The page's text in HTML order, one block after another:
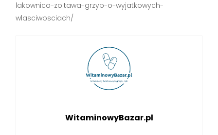
lakownica-zoltawa-grzyb-o-wyjatkowych-
wlasciwosciach/
WitaminowyBazar.pl